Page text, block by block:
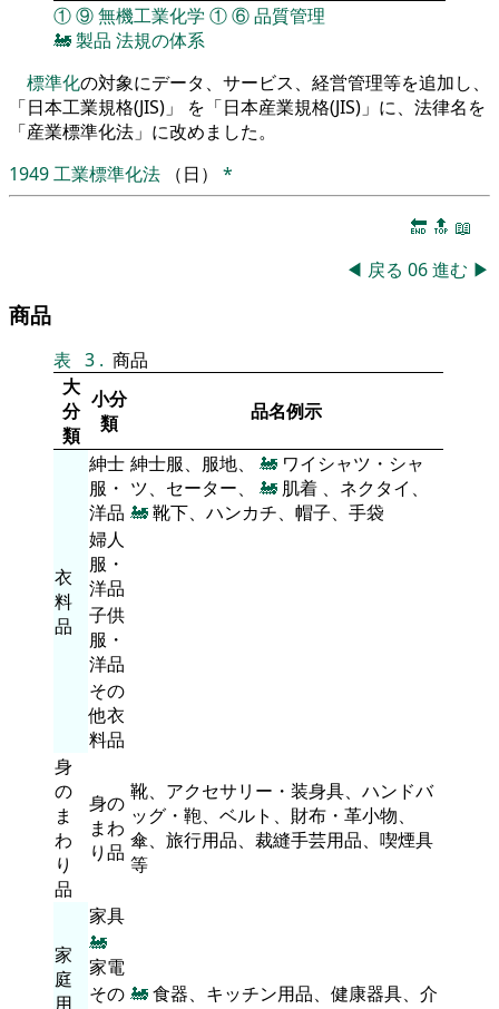
①⑨無機工業化学 ①⑥品質管理
🚂製品 法規の体系
標準化の対象にデータ、サービス、経営管理等を追加し、
「日本工業規格(JIS)」 を「日本産業規格(JIS)」に、法律名を
「産業標準化法」に改めました。
1949工業標準化法 （日） *
🔚 🔝 📖
◀ 戻る 06進む ▶
商品
表 3 . 商品
大
分
類
小分
類
品名例示
衣
料
品
紳士
服・
洋品
紳士服、服地、 🚂 ワイシャツ・シャ
ツ、セーター、 🚂 肌着 、ネクタイ、
🚂靴下、ハンカチ、帽子、手袋
婦人
服・
洋品
子供
服・
洋品
その
他衣
料品
身
の
ま
わ
り
品
身の
まわ
り品
靴、アクセサリー・装身具、ハンドバ
ッグ・鞄、ベルト、財布・革小物、
傘、旅行用品、裁縫手芸用品、喫煙具
等
家
庭
用
家具
🚂
家電
その 🚂食器、キッチン用品、健康器具、介